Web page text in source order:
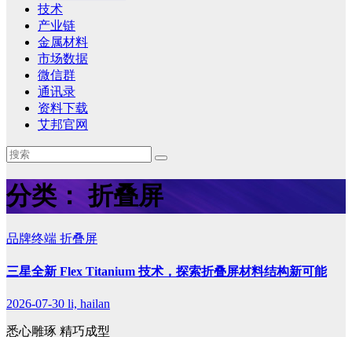
技术
产业链
金属材料
市场数据
微信群
通讯录
资料下载
艾邦官网
分类：折叠屏
品牌终端 折叠屏
三星全新 Flex Titanium 技术，探索折叠屏材料结构新可能
2026-07-30 li, hailan
悉心雕琢 精巧成型